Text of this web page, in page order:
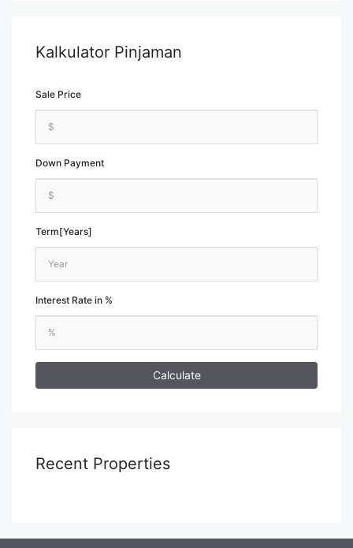
Kalkulator Pinjaman
Sale Price
Down Payment
Term[Years]
Interest Rate in %
Calculate
Recent Properties